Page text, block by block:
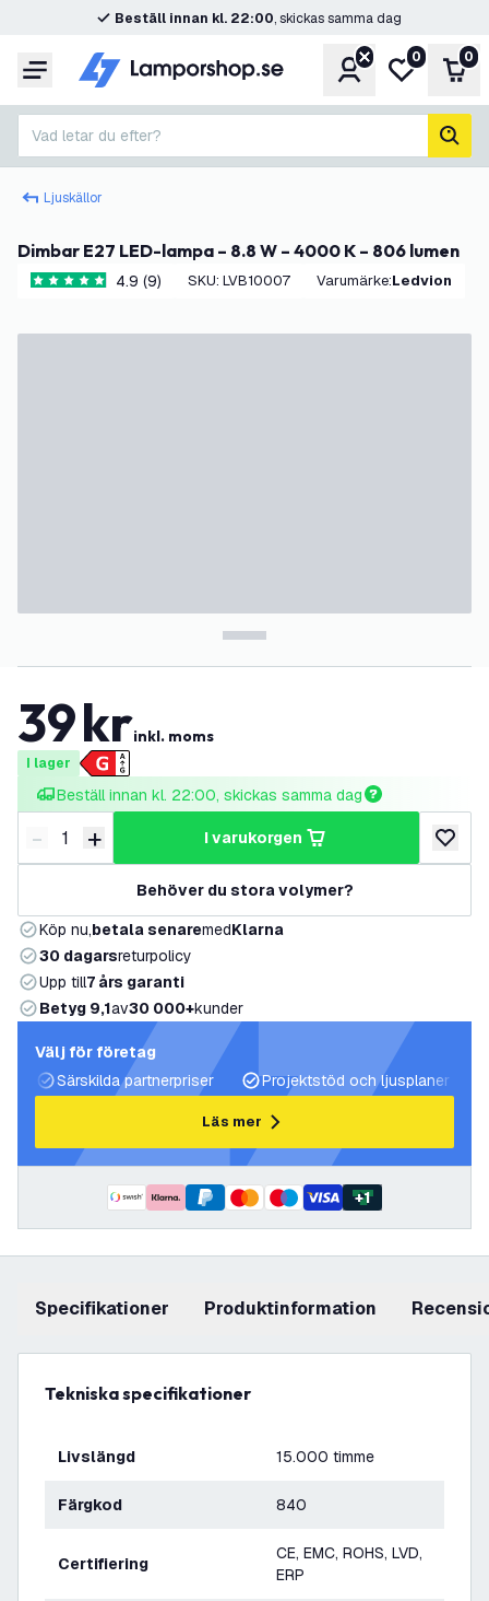
Beställ innan kl. 22:00, skickas samma dag
Meny KontoMin0 0
Vad letar du efter?
sök
Ljuskällor
Dimbar E27 LED-lampa – 8.8 W – 4000 K – 806 lumen
4.9 stjärnbetyg4.9 (9) SKU: LVB10007 Varumärke: Ledvion
39krinkl. moms
I lager
Beställ innan kl. 22:00, skickas samma dag
Minska antal
- Öka antal
+ i varukorgen
lägg
Behöver du stora volymer?
Köp nu,betala senaremedKlarna
30 dagarsreturpolicy
Upp till7 års garanti
Betyg 9,1av30 000+kunder
Välj för företag
Särskilda partnerpriser
Projektstöd och ljusplaner
Läs mer
+1
Specifikationer produktinformation
Tekniska specifikationer
Livslängd 15.000 timme
Färgkod 840
Certifiering
CE, EMC, ROHS, LVD,
ERP